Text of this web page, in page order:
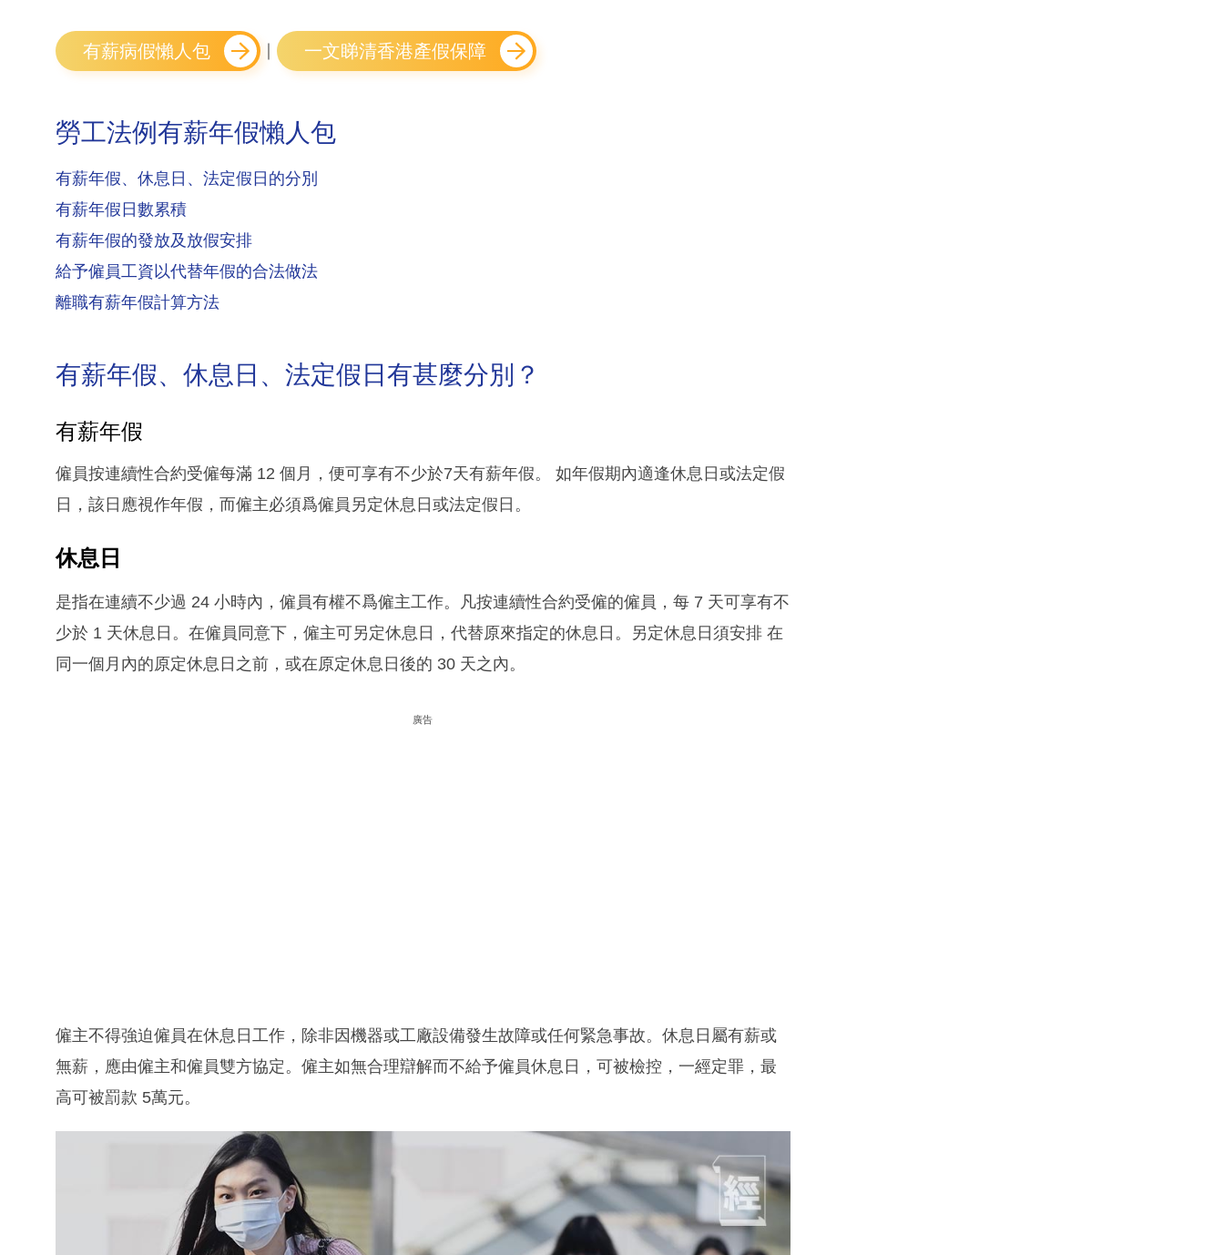
有薪病假懶人包 一文睇清香港產假保障
勞工法例有薪年假懶人包
有薪年假、休息日、法定假日的分別
有薪年假日數累積
有薪年假的發放及放假安排
給予僱員工資以代替年假的合法做法
離職有薪年假計算方法
有薪年假、休息日、法定假日有甚麼分別？
有薪年假
僱員按連續性合約受僱每滿 12 個月，便可享有不少於7天有薪年假。 如年假期內適逢休息日或法定假
日，該日應視作年假，而僱主必須爲僱員另定休息日或法定假日。
休息日
是指在連續不少過 24 小時內，僱員有權不爲僱主工作。凡按連續性合約受僱的僱員，每 7 天可享有不
少於 1 天休息日。在僱員同意下，僱主可另定休息日，代替原來指定的休息日。另定休息日須安排 在
同一個月內的原定休息日之前，或在原定休息日後的 30 天之內。
廣告
僱主不得強迫僱員在休息日工作，除非因機器或工廠設備發生故障或任何緊急事故。休息日屬有薪或
無薪，應由僱主和僱員雙方協定。僱主如無合理辯解而不給予僱員休息日，可被檢控，一經定罪，最
高可被罰款 5萬元。